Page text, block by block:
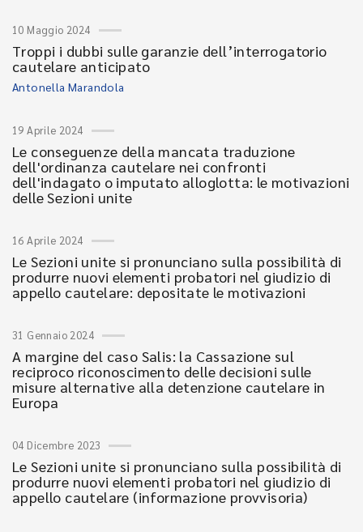
10 Maggio 2024
Troppi i dubbi sulle garanzie dell’interrogatorio
cautelare anticipato
Antonella Marandola
19 Aprile 2024
Le conseguenze della mancata traduzione
dell'ordinanza cautelare nei confronti
dell'indagato o imputato alloglotta: le motivazioni
delle Sezioni unite
16 Aprile 2024
Le Sezioni unite si pronunciano sulla possibilità di
produrre nuovi elementi probatori nel giudizio di
appello cautelare: depositate le motivazioni
31 Gennaio 2024
A margine del caso Salis: la Cassazione sul
reciproco riconoscimento delle decisioni sulle
misure alternative alla detenzione cautelare in
Europa
04 Dicembre 2023
Le Sezioni unite si pronunciano sulla possibilità di
produrre nuovi elementi probatori nel giudizio di
appello cautelare (informazione provvisoria)